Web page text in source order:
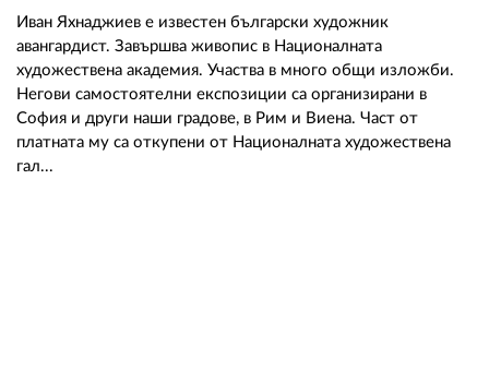
Иван Яхнаджиев е известен български художник
авангардист. Завършва живопис в Националната
художествена академия. Участва в много общи изложби.
Негови самостоятелни експозиции са организирани в
София и други наши градове, в Рим и Виена. Част от
платната му са откупени от Националната художествена
гал...
ПОЛИТИКА ЗА БИСКВИТКИТЕ
ПОЛИТИКАТА ЗА
ПОВЕРИТЕЛНОСТ